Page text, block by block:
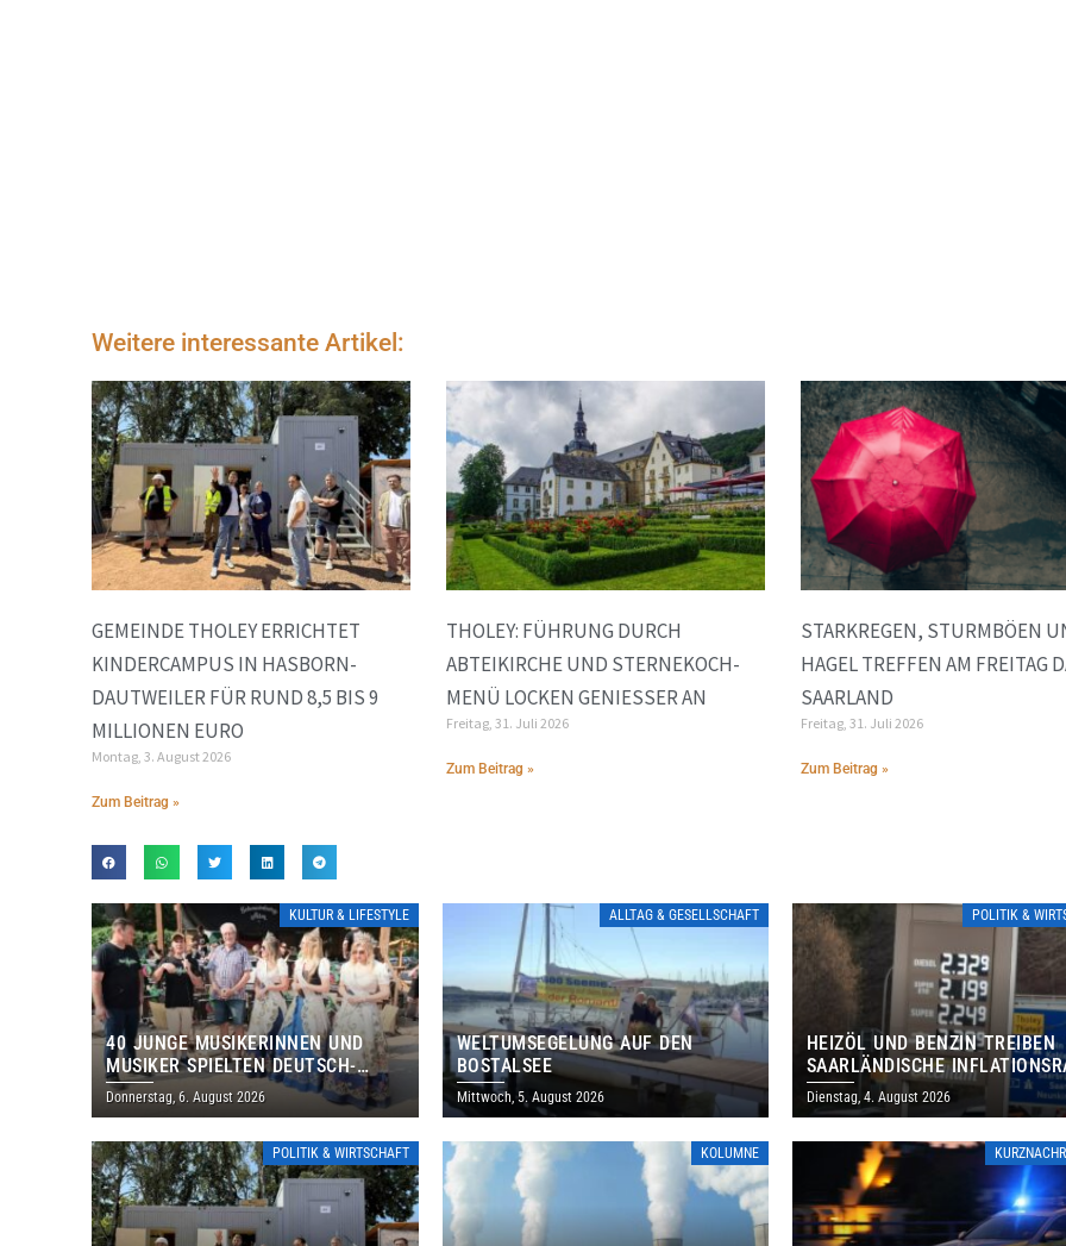
Weitere interessante Artikel:
GEMEINDE THOLEY ERRICHTET
KINDERCAMPUS IN HASBORN-
DAUTWEILER FÜR RUND 8,5 BIS 9
MILLIONEN EURO
Montag, 3. August 2026
Zum Beitrag »
THOLEY: FÜHRUNG DURCH
ABTEIKIRCHE UND STERNEKOCH-
MENÜ LOCKEN GENIESSER AN
Freitag, 31. Juli 2026
Zum Beitrag »
STARKREGEN, STURMBÖEN
HAGEL TREFFEN AM FREITAG
SAARLAND
Freitag, 31. Juli 2026
Zum Beitrag »
KULTUR & LIFESTYLE
40 JUNGE MUSIKERINNEN UND
MUSIKER SPIELTEN DEUTSCH-
BRASILIANISCHES PROGRAMM IN
THOLEY
Donnerstag, 6. August 2026
ALLTAG & GESELLSCHAFT
WELTUMSEGELUNG AUF DEN
BOSTALSEE
Mittwoch, 5. August 2026
POLITIK &
HEIZÖL UND BENZIN TREIBEN
SAARLÄNDISCHE
IM JULI AUF 3,2 PROZENT
Dienstag, 4. August 2026
POLITIK & WIRTSCHAFT KOLUMNE